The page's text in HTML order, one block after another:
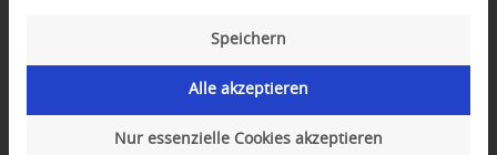
Speichern
Alle akzeptieren
Nur essenzielle Cookies akzeptieren